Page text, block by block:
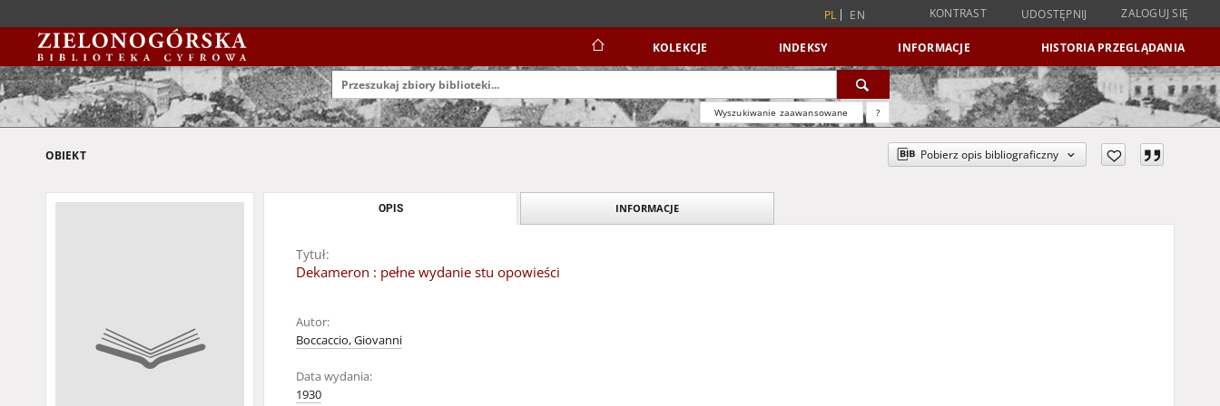
PL EN KONTRAST UDOSTĘPNIJ ZALOGUJ SIĘ
KOLEKCJE INDEKSY INFORMACJE HISTORIA PRZEGLĄDANIA
Wyszukiwanie zaawansowane ?
OBIEKT Pobierz opis bibliograficzny
OPIS INFORMACJE
Tytuł:
Dekameron : pełne wydanie stu opowieści
Autor:
Boccaccio, Giovanni
Data wydania:
1930